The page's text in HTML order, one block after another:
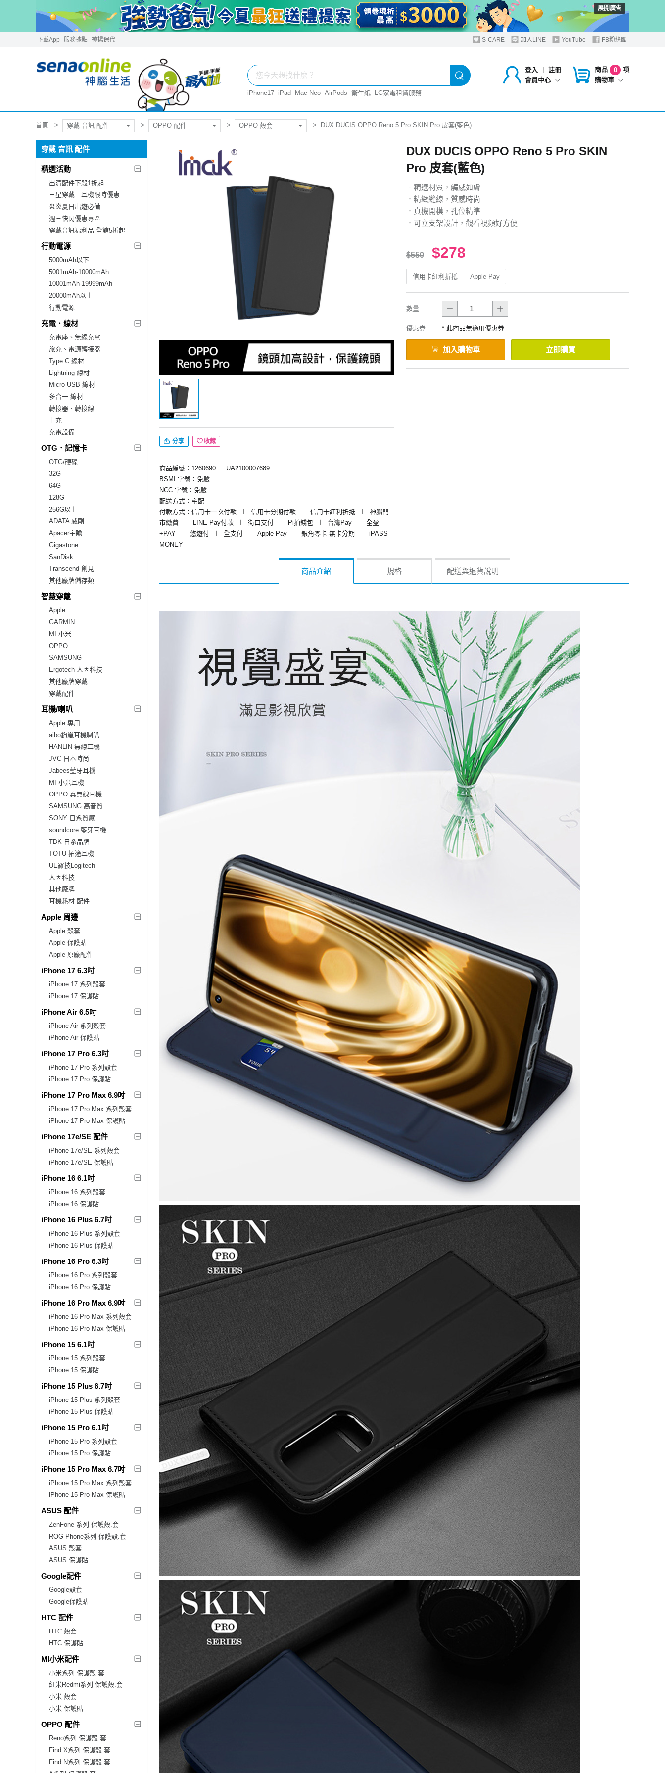
展開廣告
下載App 服務據點 神揚保代 S-CARE 加入LINE YouTube FB粉絲團
登入 ︱
註冊
會員中心
商品 0
項
購物車
iPhone17 iPad Mac Neo AirPods 衛生紙 LG家電租賃服務
首頁 穿戴 音訊 配件 OPPO 配件 OPPO 殼套 DUX DUCIS OPPO Reno 5 Pro SKIN Pro 皮套(藍色)
穿戴 音訊 配件
精選活動
出清配件下殺1折起
三星穿戴｜耳機限時優惠
炎炎夏日出遊必備
週三快閃優惠專區
穿戴音訊福利品 全館5折起
行動電源
5000mAh以下
5001mAh-10000mAh
10001mAh-19999mAh
20000mAh以上
行動電源
充電．線材
充電座、無線充電
旅充、電源轉接器
Type C 線材
Lightning 線材
Micro USB 線材
多合一 線材
轉接器、轉接線
車充
充電設備
OTG．記憶卡
OTG/硬碟
32G
64G
128G
256G以上
ADATA 威剛
Apacer宇瞻
Gigastone
SanDisk
Transcend 創見
其他廠牌儲存類
智慧穿戴
Apple
GARMIN
MI 小米
OPPO
SAMSUNG
Ergotech 人因科技
其他廠牌穿戴
穿戴配件
耳機/喇叭
Apple 專用
aibo鈞嵐耳機喇叭
HANLIN 無線耳機
JVC 日本時尚
Jabees藍牙耳機
MI 小米耳機
OPPO 真無線耳機
SAMSUNG 高音質
SONY 日系質感
soundcore 藍牙耳機
TDK 日系品牌
TOTU 拓途耳機
UE羅技Logitech
人因科技
其他廠牌
耳機耗材.配件
Apple 周邊
Apple 殼套
Apple 保護貼
Apple 原廠配件
iPhone 17 6.3吋
iPhone 17 系列殼套
iPhone 17 保護貼
iPhone Air 6.5吋
iPhone Air 系列殼套
iPhone Air 保護貼
iPhone 17 Pro 6.3吋
iPhone 17 Pro 系列殼套
iPhone 17 Pro 保護貼
iPhone 17 Pro Max 6.9吋
iPhone 17 Pro Max 系列殼套
iPhone 17 Pro Max 保護貼
iPhone 17e/SE 配件
iPhone 17e/SE 系列殼套
iPhone 17e/SE 保護貼
iPhone 16 6.1吋
iPhone 16 系列殼套
iPhone 16 保護貼
iPhone 16 Plus 6.7吋
iPhone 16 Plus 系列殼套
iPhone 16 Plus 保護貼
iPhone 16 Pro 6.3吋
iPhone 16 Pro 系列殼套
iPhone 16 Pro 保護貼
iPhone 16 Pro Max 6.9吋
iPhone 16 Pro Max 系列殼套
iPhone 16 Pro Max 保護貼
iPhone 15 6.1吋
iPhone 15 系列殼套
iPhone 15 保護貼
iPhone 15 Plus 6.7吋
iPhone 15 Plus 系列殼套
iPhone 15 Plus 保護貼
iPhone 15 Pro 6.1吋
iPhone 15 Pro 系列殼套
iPhone 15 Pro 保護貼
iPhone 15 Pro Max 6.7吋
iPhone 15 Pro Max 系列殼套
iPhone 15 Pro Max 保護貼
ASUS 配件
ZenFone 系列 保護殼.套
ROG Phone系列 保護殼.套
ASUS 殼套
ASUS 保護貼
Google配件
Google殼套
Google保護貼
HTC 配件
HTC 殼套
HTC 保護貼
MI小米配件
小米系列 保護殼.套
紅米Redmi系列 保護殼.套
小米 殼套
小米 保護貼
OPPO 配件
Reno系列 保護殼.套
Find X系列 保護殼.套
Find N系列 保護殼.套
分享 收藏
商品編號：1260690 ︱
UA2100007689
BSMI 字號：免驗
NCC 字號：免驗
配送方式：宅配
付款方式：信用卡一次付款
︱ 信用卡分期付款 ︱ 信用卡紅利折抵 ︱
神腦門
市繳費
︱ LINE Pay付款 ︱ 街口支付 ︱ Pi拍錢包 ︱ 台灣Pay ︱
全盈
+PAY
︱ 悠遊付 ︱ 全支付 ︱ Apple Pay ︱ 銀角零卡-無卡分期 ︱
iPASS
MONEY
DUX DUCIS OPPO Reno 5 Pro SKIN
Pro 皮套(藍色)
．精選材質，觸感如膚
．精緻縫線，質感時尚
．真機開模，孔位精準
．可立支架設計，觀看視頻好方便
$550 $278
信用卡紅利折抵 Apple Pay
數量
優惠券 * 此商品無適用優惠券
加入購物車 立即購買
商品介紹 規格 配送與退貨說明